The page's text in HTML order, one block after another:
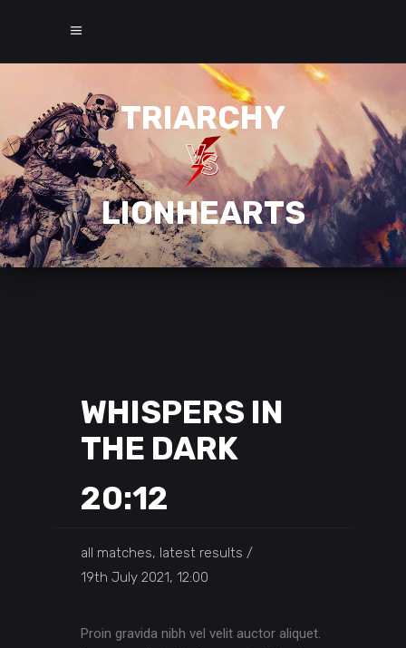
TRIARCHY
LIONHEARTS
WHISPERS IN
THE DARK
20:12
all matches, latest results
19th July 2021, 12:00
Proin gravida nibh vel velit auctor aliquet.